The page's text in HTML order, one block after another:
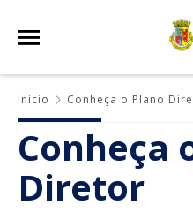
Início Conheça o Plano
Conheça
Diretor